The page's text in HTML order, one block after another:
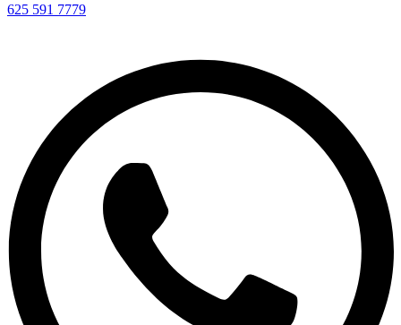
625 591 7779​